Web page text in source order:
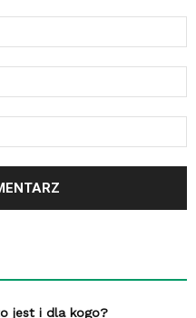
jest i dla kogo?